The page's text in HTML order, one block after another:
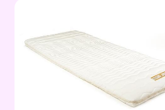
Kattemadrats Madrazzi memory